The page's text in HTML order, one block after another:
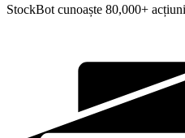
StockBot cunoaște 80,000+